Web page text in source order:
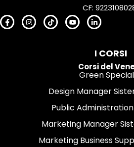
CF:
I CORSI
Corsi del
Green
Design Manager
Public
Marketing Manager
Marketing Business